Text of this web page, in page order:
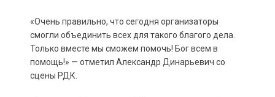
«Очень правильно, что сегодня организаторы
смогли объединить всех для такого благого дела.
Только вместе мы сможем помочь! Бог всем в
помощь!» — отметил Александр Динарьевич со
сцены РДК.